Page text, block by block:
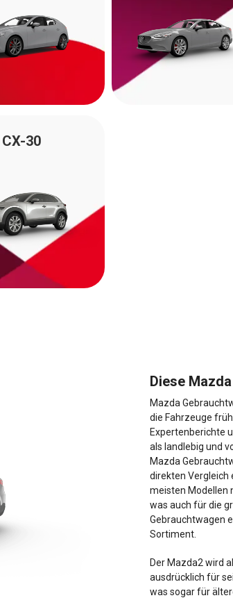
30
Diese
Mazda
die Fahrzeuge
Expertenberichte
als landlebig und
Mazda
direkten Vergleich
meisten Modellen
was auch für die
Gebrauchtwagen
Sortiment.
Der Mazda2 wird
ausdrücklich für
was sogar für